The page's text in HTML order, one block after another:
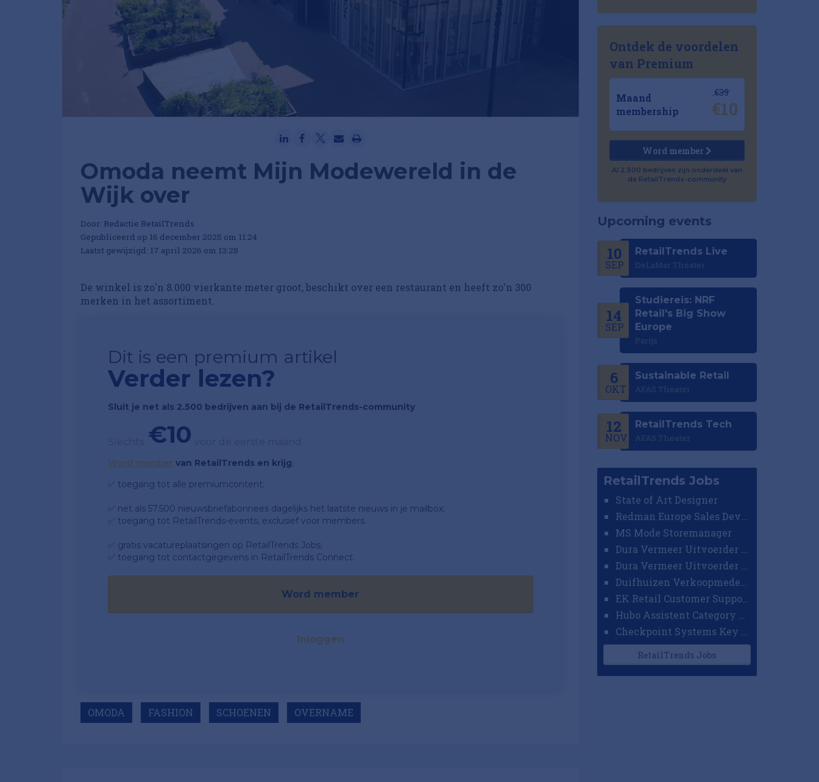
Omoda neemt Mijn Modewereld in de
Wijk over
Door: Redactie RetailTrends
Gepubliceerd op 16 december 2025 om 11:24
Laatst gewijzigd: 17 april 2026 om 13:28
De winkel is zo'n 8.000 vierkante meter groot, beschikt over een restaurant en heeft zo'n 300
merken in het assortiment.
Dit is een premium artikel
Verder lezen?
Sluit je net als 2.500 bedrijven aan bij de RetailTrends-community
€10
Word member van RetailTrends en krijg;
✅ toegang tot alle premiumcontent;
✅ net als 57.500 nieuwsbriefabonnees dagelijks het laatste nieuws in je mailbox;
✅ toegang tot RetailTrends-events, exclusief voor members.
✅ gratis vacatureplaatsingen op RetailTrends Jobs;
✅ toegang tot contactgegevens in RetailTrends Connect.
Word member
Inloggen
OMODA FASHION SCHOENEN OVERNAME
Ontdek de voordelen
van Premium
Maand
membership
€39
€10
Word member
Al 2.500 bedrijven zijn onderdeel van
de RetailTrends-community
Upcoming events
10
SEP
RetailTrends Live
DeLaMar Theater
14
SEP
Studiereis: NRF
Retail's Big Show
Europe
Parijs
6
OKT
Sustainable Retail
AFAS Theater
12
NOV
RetailTrends Tech
AFAS Theater
RetailTrends Jobs
State of Art Designer
MS Mode Storemanager
EK Retail Customer Support Omnichannel
RetailTrends Jobs